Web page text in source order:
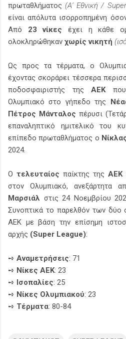
πρωταθλήματος(Α' Εθνική /
είναι απόλυτα ισορροπημένη
Από 23 νίκες έχει η κάθε
ολοκληρώθηκαν χωρίς νικητή
Ως προς τα τέρματα, ο
έχοντας σκοράρει τέσσερα
ποδοσφαιριστής της ΑΕΚπου
Ολυμπιακό στο γήπεδο της
Πέτρος Μάνταλος πέρυσι
επαναληπτικό ημιτελικό του
επίπεδο πρωταθλήματος ο
2024.
Ο τελευταίος παίκτης της ΑΕΚ
στον Ολυμπιακό, ανεξάρτητα
Μαρσιάλ στις 24 Νοεμβρίου
Συνοπτικά το παρελθόν των
ΑΕΚ με βάση την επίσημη
αρχής (Super League):
➺ Αναμετρήσεις: 71
➺ Νίκες ΑΕΚ: 23
➺ Ισοπαλίες: 25
➺ Νίκες Ολυμπιακού: 23
➺ Τέρματα: 80-84